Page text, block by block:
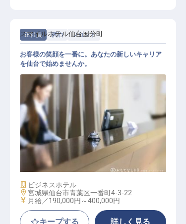
正社員 宿泊 フロント
フロント
スマイルホテル仙台国分町
お客様の笑顔を一番に。あなたの新しいキャリア
を仙台で始めませんか。
施設業態
ビジネスホテル
勤務地
宮城県仙台市青葉区一番町4-3-22
給与
月給／190,000円～400,000円
キープする 詳しく見る